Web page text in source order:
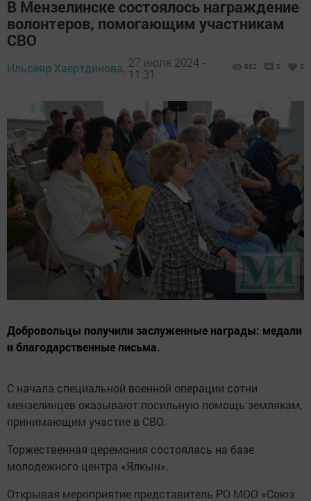
В Мензелинске состоялось награждение
волонтеров, помогающим участникам
СВО
Ильсеяр Хаертдинова, 27 июля 2024 -
11:31
862 0 0
Добровольцы получили заслуженные награды: медали
и благодарственные письма.
С начала специальной военной операции сотни
мензелинцев оказывают посильную помощь землякам,
принимающим участие в СВО.
Торжественная церемония состоялась на базе
молодежного центра «Ялкын».
Открывая мероприятие представитель РО МОО «Союз